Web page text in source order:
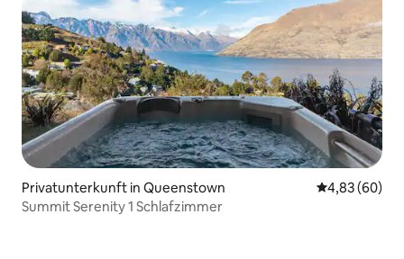
Privatunterkunft in Queenstown
4,83 (60)
Summit Serenity 1 Schlafzimmer